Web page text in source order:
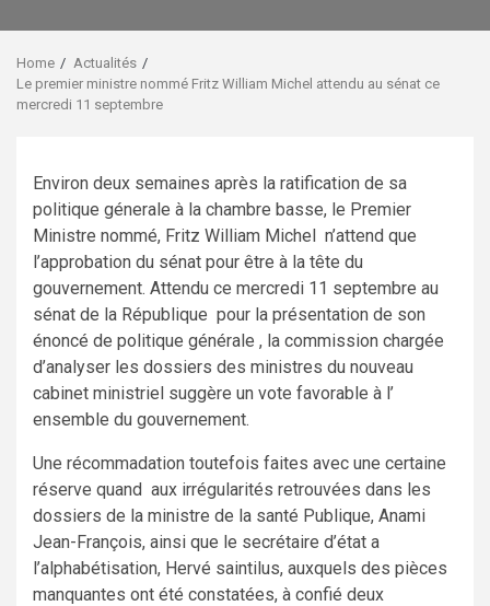
Home
Actualités
Le premier ministre nommé Fritz William Michel attendu au sénat ce
mercredi 11 septembre
Environ deux semaines après la ratification de sa
politique génerale à la chambre basse, le Premier
Ministre nommé, Fritz William Michel n’attend que
l’approbation du sénat pour être à la tête du
gouvernement. Attendu ce mercredi 11 septembre au
sénat de la République pour la présentation de son
énoncé de politique générale , la commission chargée
d’analyser les dossiers des ministres du nouveau
cabinet ministriel suggère un vote favorable à l’
ensemble du gouvernement.
Une récommadation toutefois faites avec une certaine
réserve quand aux irrégularités retrouvées dans les
dossiers de la ministre de la santé Publique, Anami
Jean-François, ainsi que le secrétaire d’état a
l’alphabétisation, Hervé saintilus, auxquels des pièces
manquantes ont été constatées, à confié deux